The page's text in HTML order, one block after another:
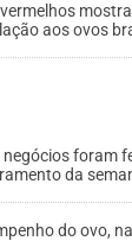
aos ovos
negócios foram
da
do ovo,